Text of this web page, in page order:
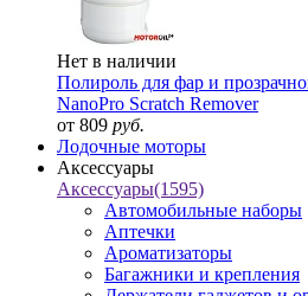
Нет в наличии
Полироль для фар и
NanoPro Scratch Remover
от 809 руб.
Лодочные моторы
Аксессуары
Аксессуары(1595)
Автомобильные наборы
Аптечки
Ароматизаторы
Багажники и крепления